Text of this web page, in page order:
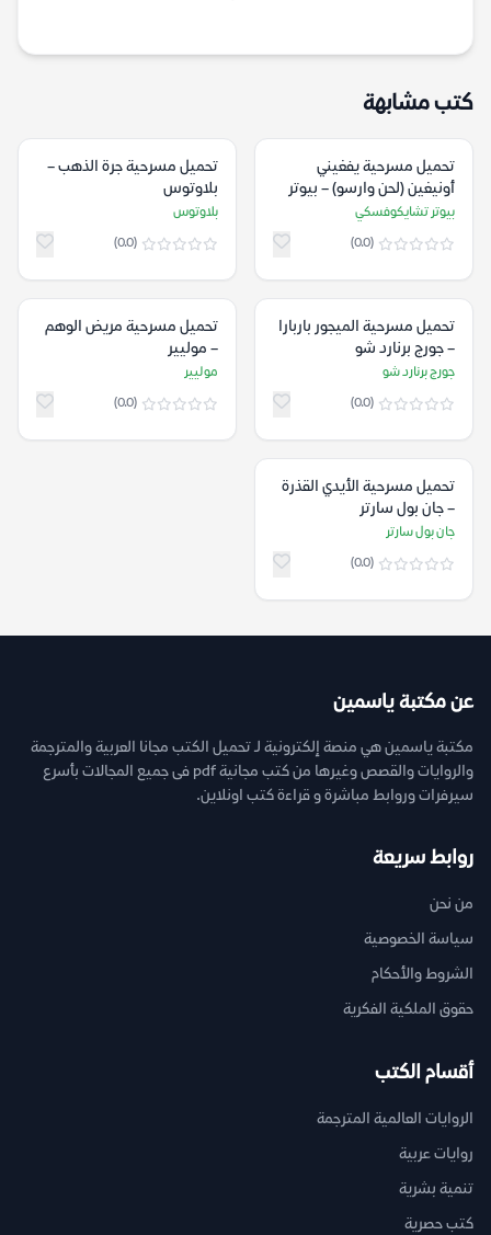
كتب مشابهة
تحميل مسرحية يفغيني
أونيغين (لحن وارسو) – بيوتر
تشايكوفسكي
بيوتر تشايكوفسكي
(0.0)
تحميل مسرحية جرة الذهب –
بلاوتوس
بلاوتوس
(0.0)
تحميل مسرحية الميجور باربارا
– جورج برنارد شو
جورج برنارد شو
(0.0)
تحميل مسرحية مريض الوهم
– موليير
موليير
(0.0)
تحميل مسرحية الأيدي القذرة
– جان بول سارتر
جان بول سارتر
(0.0)
عن مكتبة ياسمين
مكتبة ياسمين هي منصة إلكترونية لـ تحميل الكتب مجانا العربية والمترجمة
والروايات والقصص وغيرها من كتب مجانية pdf فى جميع المجالات بأسرع
سيرفرات وروابط مباشرة و قراءة كتب اونلاين.
روابط سريعة
من نحن
سياسة الخصوصية
الشروط والأحكام
حقوق الملكية الفكرية
أقسام الكتب
الروايات العالمية المترجمة
روايات عربية
تنمية بشرية
كتب حصرية